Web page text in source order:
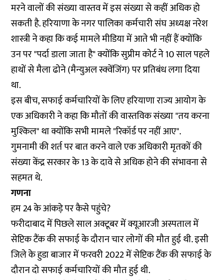
मरने वालों की संख्या वास्तव में इस संख्या से कहीं अधिक हो
सकती है. हरियाणा के नगर पालिका कर्मचारी संघ अध्यक्ष नरेश
शास्त्री ने कहा कि कई मामले मीडिया में आते भी नहीं हैं क्योंकि
उन पर "पर्दा डाला जाता है" क्योंकि सुप्रीम कोर्ट ने 10 साल पहले
हाथों से मैला ढोने (मैन्युअल स्क्वेंजिंग) पर प्रतिबंध लगा दिया
था.
इस बीच, सफाई कर्मचारियों के लिए हरियाणा राज्य आयोग के
एक अधिकारी ने कहा कि मौतों की वास्तविक संख्या "तय करना
मुश्किल" था क्योंकि सभी मामले "रिकॉर्ड पर नहीं आए".
गुमनामी की शर्त पर बात करने वाले एक अधिकारी मृतकों की
संख्या केंद्र सरकार के 13 के दावे से अधिक होने की संभावना से
सहमत थे.
गणना
हम 24 के आंकड़े पर कैसे पहुंचे?
फरीदाबादमें पिछले साल अक्टूबर में क्यूआरजी अस्पताल में
सेप्टिक टैंक की सफाई के दौरान चार लोगों की मौत हुई थी. इसी
जिले के हुडा बाजार मेंफरवरी 2022में सेप्टिक टैंक की सफाई के
दौरान दो सफाई कर्मचारियों की मौत हुई थी.